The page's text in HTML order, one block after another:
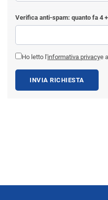
Verifica anti-spam: quanto fa 4
Ho letto l'informativa privacye
INVIA RICHIESTA